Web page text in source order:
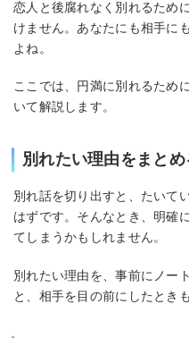
恋人と後腐れなく別れるため
けません。あなたにも相手に
よね。
ここでは、円満に別れるため
いて解説します。
別れたい理由をまとめ
別れ話を切り出すと、たいて
はずです。そんなとき、明確
てしまうかもしれません。
別れたい理由を、事前にノー
と、相手を目の前にしたとき